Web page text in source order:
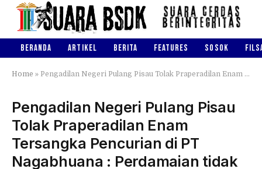
BERANDA ARTIKEL BERITA FEATURES SOSOK
Home » Pengadilan Negeri Pulang Pisau Tolak Praperadilan Enam Tersangka Pencurian di PT Nagabhuana : Perdamaian tidak bisa menjadi Dasar Tidak Sahnya Upaya paksa
Pengadilan Negeri Pulang Pisau
Tolak Praperadilan Enam
Tersangka Pencurian di PT
Nagabhuana : Perdamaian tidak